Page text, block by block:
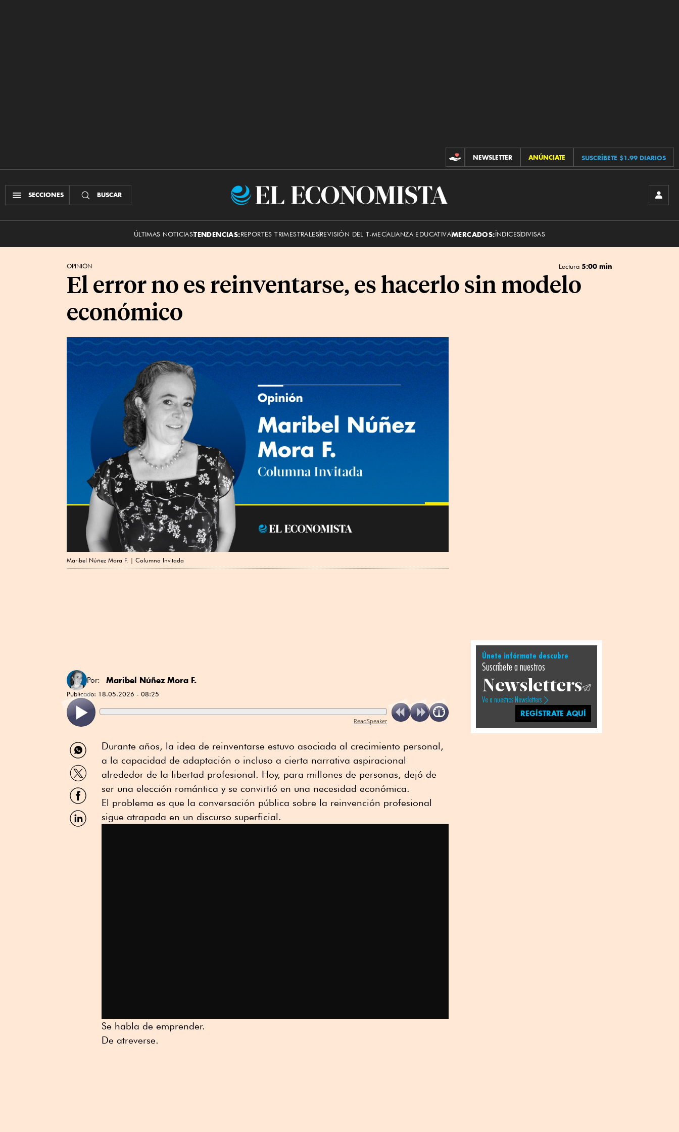
CONTRIBUCIONES
NEWSLETTER ANÚNCIATE SUSCRÍBETE $1.99 DIARIOS
SECCIONES BUSCAR
El
ÚLTIMAS NOTICIASTENDENCIAS:REPORTES TRIMESTRALESREVISIÓN DEL T-MECALIANZA EDUCATIVAMERCADOS:ÍNDICESDIVISAS
OPINIÓN Lectura 5:00 min
El error no es reinventarse, es hacerlo sin modelo
económico
Maribel Núñez Mora F. | Columna Invitada
Por: Maribel Núñez Mora F.
Publicado: 18.05.2026 - 08:25
ReadSpeaker
Compartir
por
WhatsApp
Compartir
por
Twitter
Compartir
por
Facebook
Compartir
por
Durante años, la idea de reinventarse estuvo asociada al crecimiento personal,
a la capacidad de adaptación o incluso a cierta narrativa aspiracional
alrededor de la libertad profesional. Hoy, para millones de personas, dejó de
ser una elección romántica y se convirtió en una necesidad económica.
El problema es que la conversación pública sobre la reinvención profesional
sigue atrapada en un discurso superficial.
Se habla de emprender.
De atreverse.
Únete infórmate descubre
Suscríbete a nuestros
Newsletters
Ve a nuestros Newsletters
REGÍSTRATE AQUÍ